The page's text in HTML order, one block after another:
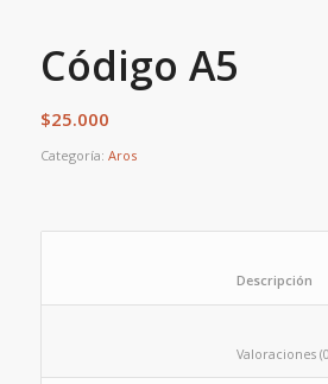
Código A5
$25.000
Categoría: Aros